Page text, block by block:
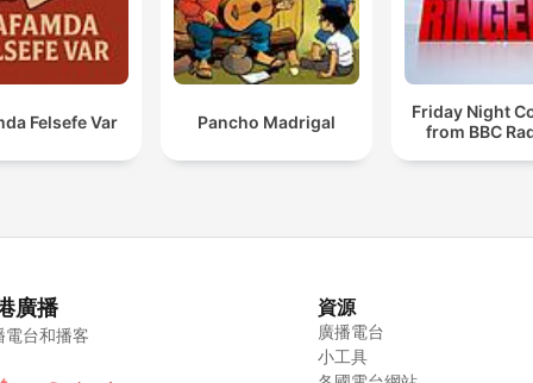
Felsefe Var Pancho Madrigal
Friday Night
from BBC
廣播
電台和播客
資源
廣播電台
小工具